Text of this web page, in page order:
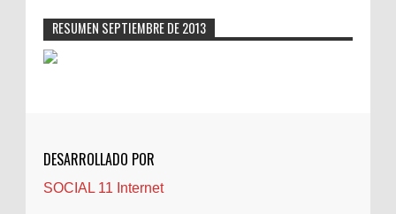
Castellón
Cerrajeros
Cocinas
Comentarios de la afición
RESUMEN SEPTIEMBRE DE 2013
DESARROLLADO POR
SOCIAL 11 Internet